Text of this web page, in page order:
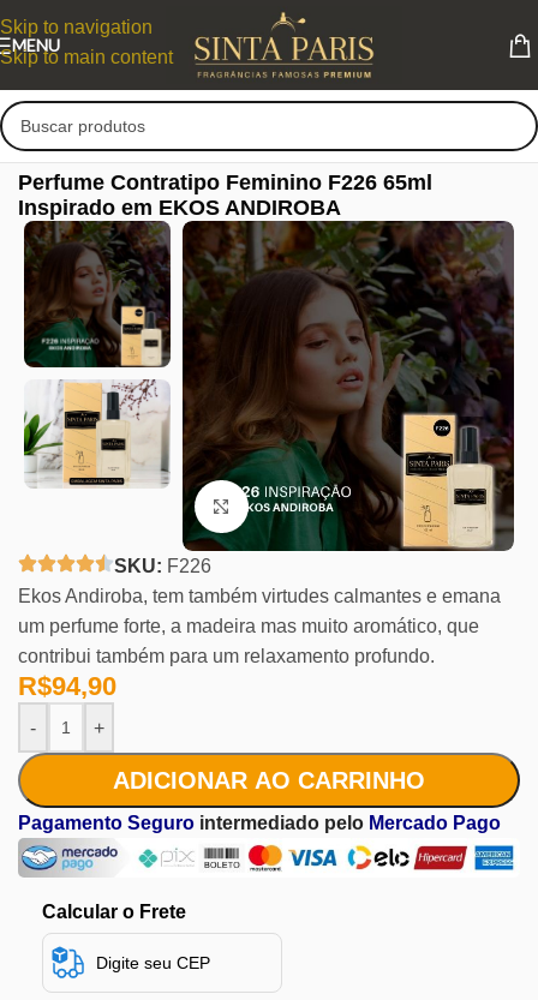
Skip to navigation
Skip to main content
MENU
Perfume Contratipo Feminino F226 65ml
Inspirado em EKOS ANDIROBA
Clique para ampliar
SKU: F226
Ekos Andiroba, tem também virtudes calmantes e emana
um perfume forte, a madeira mas muito aromático, que
contribui também para um relaxamento profundo.
R$94,90
- +
ADICIONAR AO CARRINHO
Pagamento Seguro intermediado pelo Mercado Pago
Calcular o Frete